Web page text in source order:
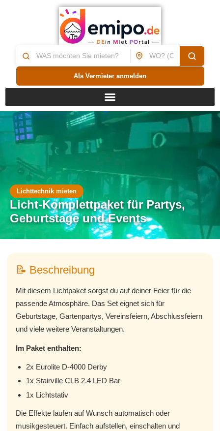
Als Vermieter anmelden
Lichttechnik mieten
Licht-Komplettpaket für Partys,
Geburtstage und Events
📝 Beschreibung
Mit diesem Lichtpaket sorgst du auf deiner Feier für die
passende Atmosphäre. Das Set eignet sich für
Geburtstage, Gartenpartys, Vereinsfeiern, Abschlussfeiern
und viele weitere Veranstaltungen.
Im Paket enthalten:
2x Eurolite D-4000 Derby
1x Stairville CLB 2.4 LED Bar
1x Lichtstativ
Die Effekte laufen auf Wunsch automatisch oder
musikgesteuert. Einfach aufstellen, einschalten und